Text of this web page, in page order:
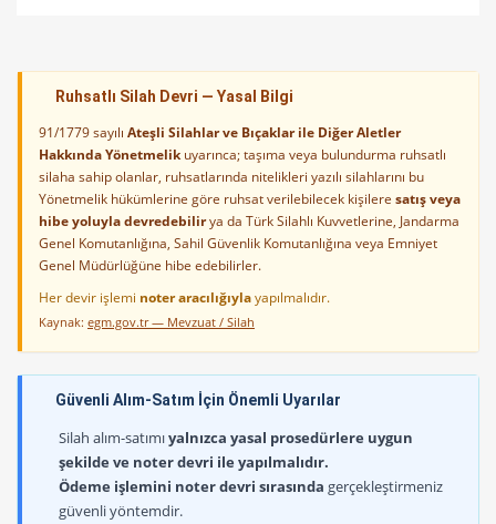
Ruhsatlı Silah Devri — Yasal Bilgi
91/1779 sayılı Ateşli Silahlar ve Bıçaklar ile Diğer Aletler
Hakkında Yönetmelikuyarınca; taşıma veya bulundurma ruhsatlı
silaha sahip olanlar, ruhsatlarında nitelikleri yazılı silahlarını bu
Yönetmelik hükümlerine göre ruhsat verilebilecek kişilere satış veya
hibe yoluyla devredebilirya da Türk Silahlı Kuvvetlerine, Jandarma
Genel Komutanlığına, Sahil Güvenlik Komutanlığına veya Emniyet
Genel Müdürlüğüne hibe edebilirler.
Her devir işlemi noter aracılığıylayapılmalıdır.
Kaynak: egm.gov.tr — Mevzuat / Silah
Güvenli Alım-Satım İçin Önemli Uyarılar
Silah alım-satımıyalnızca yasal prosedürlere uygun
şekilde ve noter devri ile yapılmalıdır.
Ödeme işlemini noter devri sırasında gerçekleştirmeniz
güvenli yöntemdir.